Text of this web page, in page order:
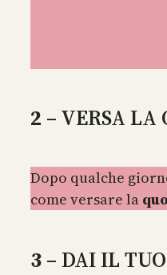
2 – VERSA LA
Dopo qualche
come versare la
3– DAI IL